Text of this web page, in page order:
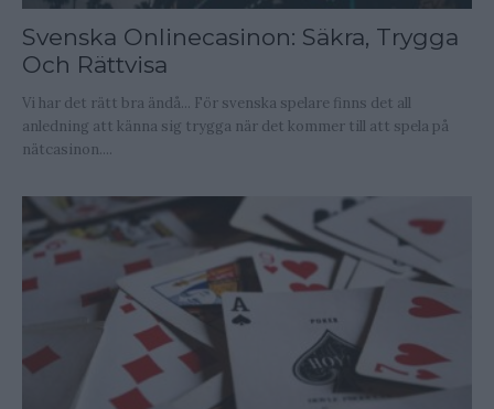
Svenska Onlinecasinon: Säkra, Trygga
Och Rättvisa
Vi har det rätt bra ändå... För svenska spelare finns det all
anledning att känna sig trygga när det kommer till att spela på
nätcasinon....